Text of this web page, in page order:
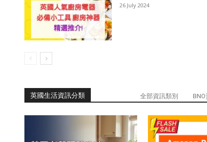
26 July 2024
英國生活資訊分類 全部資訊類別